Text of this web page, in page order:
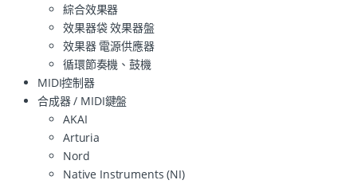
綜合效果器
效果器袋 效果器盤
效果器 電源供應器
循環節奏機、鼓機
MIDI控制器
合成器 / MIDI鍵盤
AKAI
Arturia
Nord
Native Instruments (NI)